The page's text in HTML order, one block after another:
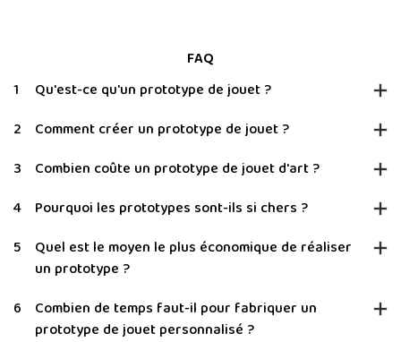
FAQ
1
Qu'est-ce qu'un prototype de jouet ?
2
Comment créer un prototype de jouet ?
3
Combien coûte un prototype de jouet d'art ?
4
Pourquoi les prototypes sont-ils si chers ?
5
Quel est le moyen le plus économique de réaliser
un prototype ?
6
Combien de temps faut-il pour fabriquer un
prototype de jouet personnalisé ?